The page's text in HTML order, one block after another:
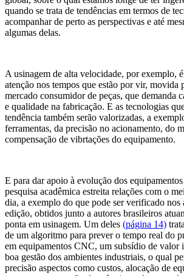
quando se trata de tendências em termos de
acompanhar de perto as perspectivas e até
algumas delas.
A usinagem de alta velocidade, por exemplo,
atenção nos tempos que estão por vir, movida
mercado consumidor de peças, que demanda
e qualidade na fabricação. E as tecnologias
tendência também serão valorizadas, a
ferramentas, da precisão no acionamento, do
compensação de vibrtações do equipamento.
E para dar apoio à evolução dos
pesquisa acadêmica estreita relações com o
dia, a exemplo do que pode ser verificado nos
edição, obtidos junto a autores brasileiros
ponta em usinagem. Um deles (página 14)
de um algoritmo para prever o tempo real do
em equipamentos CNC, um subsídio de valor
boa gestão dos ambientes industriais, o qual
precisão aspectos como custos, alocação de